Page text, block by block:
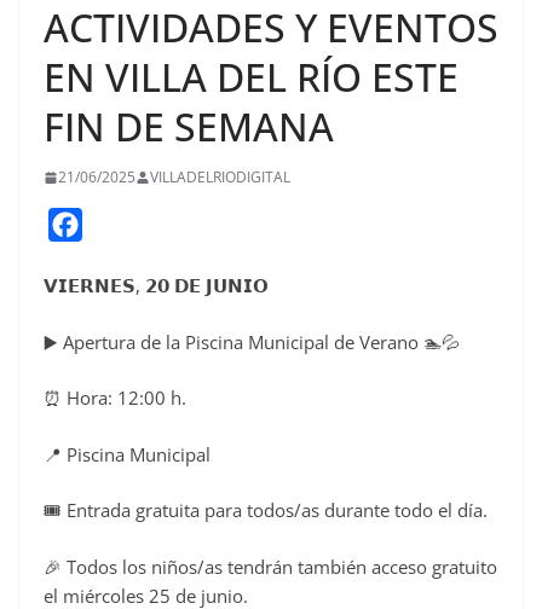
ACTIVIDADES Y EVENTOS
EN VILLA DEL RÍO ESTE
FIN DE SEMANA
21/06/2025 VILLADELRIODIGITAL
c
o
k
𝗩𝗜𝗘𝗥𝗡𝗘𝗦, 𝟮𝟬 𝗗𝗘 𝗝𝗨𝗡𝗜𝗢
▶️ Apertura de la Piscina Municipal de Verano 🏊💦
⏰ Hora: 12:00 h.
📍 Piscina Municipal
🎟️ Entrada gratuita para todos/as durante todo el día.
🎉 Todos los niños/as tendrán también acceso gratuito
el miércoles 25 de junio.